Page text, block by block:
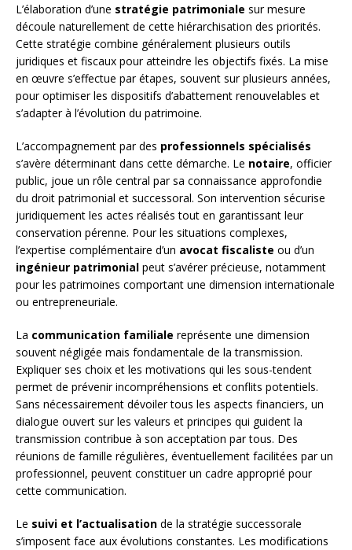
L’élaboration d’une stratégie patrimoniale sur mesure
découle naturellement de cette hiérarchisation des priorités.
Cette stratégie combine généralement plusieurs outils
juridiques et fiscaux pour atteindre les objectifs fixés. La mise
en œuvre s’effectue par étapes, souvent sur plusieurs années,
pour optimiser les dispositifs d’abattement renouvelables et
s’adapter à l’évolution du patrimoine.
L’accompagnement par des professionnels spécialisés
s’avère déterminant dans cette démarche. Le notaire, officier
public, joue un rôle central par sa connaissance approfondie
du droit patrimonial et successoral. Son intervention sécurise
juridiquement les actes réalisés tout en garantissant leur
conservation pérenne. Pour les situations complexes,
l’expertise complémentaire d’un avocat fiscaliste ou d’un
ingénieur patrimonial peut s’avérer précieuse, notamment
pour les patrimoines comportant une dimension internationale
ou entrepreneuriale.
La communication familiale représente une dimension
souvent négligée mais fondamentale de la transmission.
Expliquer ses choix et les motivations qui les sous-tendent
permet de prévenir incompréhensions et conflits potentiels.
Sans nécessairement dévoiler tous les aspects financiers, un
dialogue ouvert sur les valeurs et principes qui guident la
transmission contribue à son acceptation par tous. Des
réunions de famille régulières, éventuellement facilitées par un
professionnel, peuvent constituer un cadre approprié pour
cette communication.
Le suivi et l’actualisation de la stratégie successorale
s’imposent face aux évolutions constantes. Les modifications